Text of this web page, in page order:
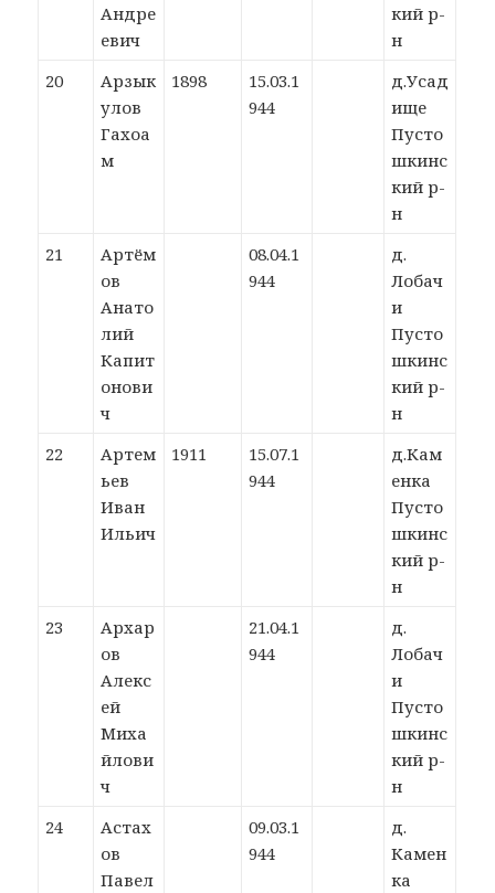
Андре
евич
кий р-
н
20
Арзык
улов
Гахоа
м
1898
15.03.1
944
д.Усад
ище
Пусто
шкинс
кий р-
н
21
Артём
ов
Анато
лий
Капит
онови
ч
08.04.1
944
д.
Лобач
и
Пусто
шкинс
кий р-
н
22
Артем
ьев
Иван
Ильич
1911
15.07.1
944
д.Кам
енка
Пусто
шкинс
кий р-
н
23
Архар
ов
Алекс
ей
Миха
йлови
ч
21.04.1
944
д.
Лобач
и
Пусто
шкинс
кий р-
н
24
Астах
ов
Павел
09.03.1
944
д.
Камен
ка